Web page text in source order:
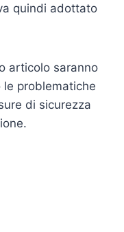
quindi adottato
articolo saranno
problematiche
di sicurezza